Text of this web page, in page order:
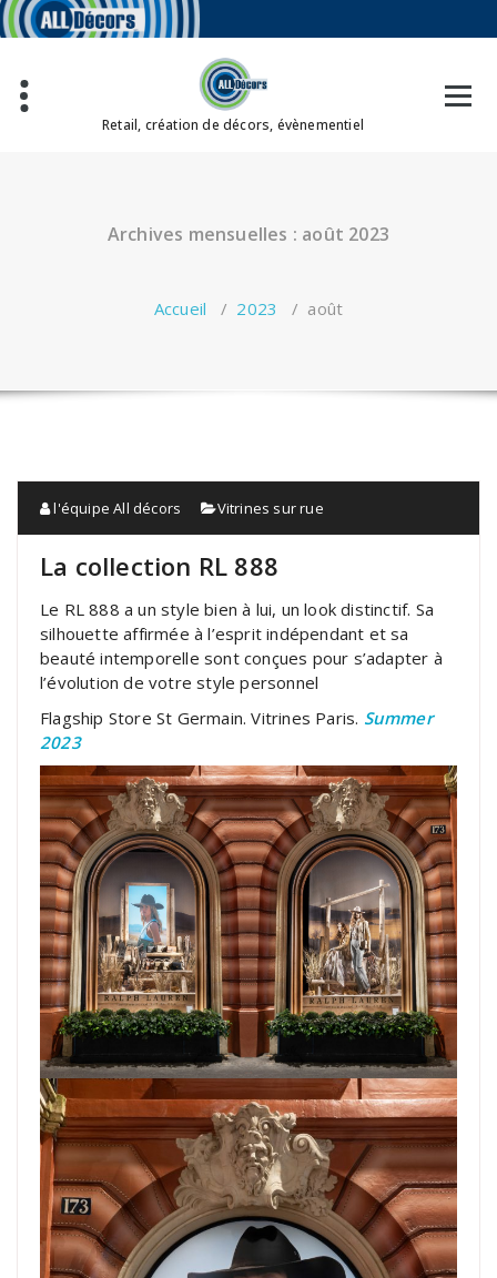
Aller
au
Retail, création de décors, évènementiel
Archives mensuelles : août 2023
Accueil / 2023 / août
l'équipe All décors Vitrines sur rue
La collection RL 888
Le RL 888 a un style bien à lui, un look distinctif. Sa
silhouette affirmée à l’esprit indépendant et sa
beauté intemporelle sont conçues pour s’adapter à
l’évolution de votre style personnel
Flagship Store St Germain. Vitrines Paris. Summer
2023